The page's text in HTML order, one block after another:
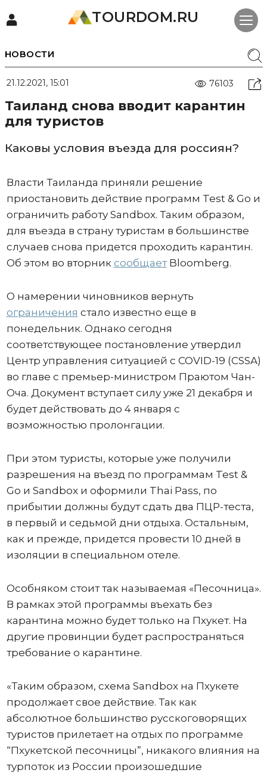
TOURDOM.RU
НОВОСТИ
21.12.2021, 15:01 76103
Таиланд снова вводит карантин
для туристов
Каковы условия въезда для россиян?
Власти Таиланда приняли решение
приостановить действие программ Test & Go и
ограничить работу Sandbox. Таким образом,
для въезда в страну туристам в большинстве
случаев снова придется проходить карантин.
Об этом во вторник сообщаетBloomberg.
О намерении чиновников вернуть
ограничения стало известно еще в
понедельник. Однако сегодня
соответствующее постановление утвердил
Центр управления ситуацией с COVID-19 (CSSA)
во главе с премьер-министром Праютом Чан-
Оча. Документ вступает силу уже 21 декабря и
будет действовать до 4 января с
возможностью пролонгации.
При этом туристы, которые уже получили
разрешения на въезд по программам Test &
Go и Sandbox и оформили Thai Pass, по
прибытии должны будут сдать два ПЦР-теста,
в первый и седьмой дни отдыха. Остальным,
как и прежде, придется провести 10 дней в
изоляции в специальном отеле.
Особняком стоит так называемая «Песочница».
В рамках этой программы въехать без
карантина можно будет только на Пхукет. На
другие провинции будет распространяться
требование о карантине.
«Таким образом, схема Sandbox на Пхукете
продолжает свое действие. Так как
абсолютное большинство русскоговорящих
туристов прилетает на отдых по программе
“Пхукетской песочницы”, никакого влияния на
турпоток из России произошедшие